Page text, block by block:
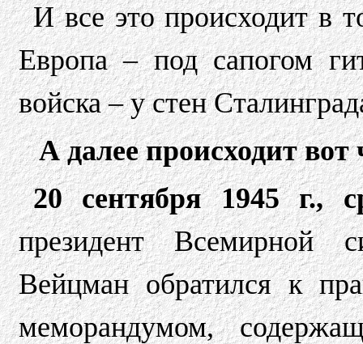
И все это происходит в
Европа – под сапогом
войска – у стен
А далее происходит вот
20 сентября 1945 г.,
президент Всемирной
Вейцман обратился к
меморандумом,